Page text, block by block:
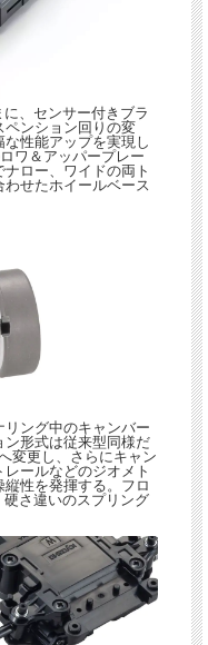
、センサー付きブラ
ペンション回りの変
性能アップを実現し
ワ＆アッパープレー
ロー、ワイドの両ト
せたホイールベース
ング中のキャンバー
形式は従来型同様だ
変更し、さらにキャン
ールなどのジオメト
性を発揮する。フロ
さ違いのスプリング